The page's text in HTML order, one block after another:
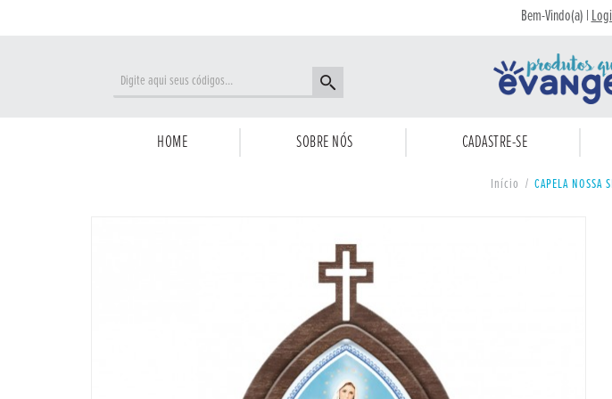
Bem-Vindo(a) |
HOME SOBRE NÓS CADASTRE-SE
Início / CAPELA NOSSA